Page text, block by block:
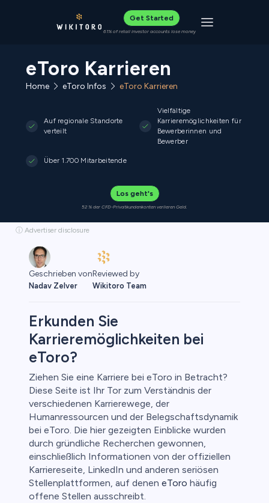
Get Started
61% of retail investor accounts lose money Toggle
eToro Karrieren
Home eToro Infos eToro Karrieren
Auf regionale Standorte
verteilt
Vielfältige
Karrieremöglichkeiten für
Bewerberinnen und
Bewerber
Über 1.700 Mitarbeitende
Los geht's
52 % der CFD-Privatkundenkonten verlieren Geld.
ⓘ Advertiser disclosure
Geschrieben von
Nadav Zelver
Reviewed by
Wikitoro Team
Erkunden Sie
Karrieremöglichkeiten bei
eToro?
Ziehen Sie eine Karriere bei eToro in Betracht?
Diese Seite ist Ihr Tor zum Verständnis der
verschiedenen Karrierewege, der
Humanressourcen und der Belegschaftsdynamik
bei eToro. Die hier gezeigten Einblicke wurden
durch gründliche Recherchen gewonnen,
einschließlich Informationen von der offiziellen
Karriereseite, LinkedIn und anderen seriösen
Stellenplattformen, auf denen eToro häufig
offene Stellen ausschreibt.